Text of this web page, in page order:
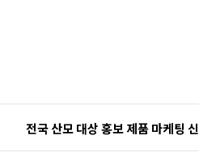
전국 산모 대상 홍보 제품 마케팅